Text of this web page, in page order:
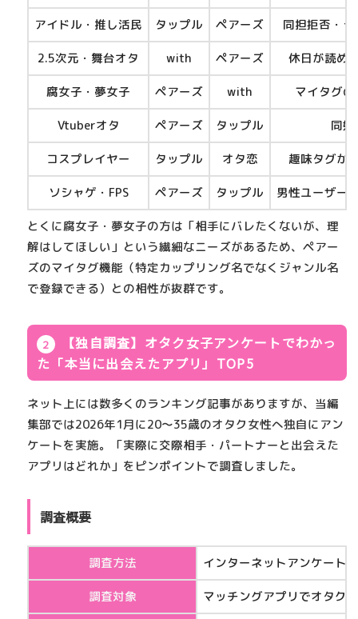
アイドル・推し活民
タップル ペアーズ
同担拒否・
2.5次元・舞台オタ
with ペアーズ
休日が読め
腐女子・夢女子
ペアーズ with
マイタグ
Vtuberオタ
ペアーズ タップル
同
コスプレイヤー
タップル オタ恋
趣味タグか
ソシャゲ・FPS
ペアーズ タップル
男性ユーザー
とくに腐女子・夢女子の方は「相手にバレたくないが、理
解はしてほしい」という繊細なニーズがあるため、ペアー
ズのマイタグ機能（特定カップリング名でなくジャンル名
で登録できる） との相性が抜群です。
【独自調査】オタク女子アンケートでわかっ
た「本当に出会えたアプリ」TOP5
ネット上には数多くのランキング記事がありますが、当編
集部では2026年1月に20〜35歳のオタク女性へ独自にアン
ケートを実施。「実際に交際相手・パートナーと出会えた
アプリはどれか」をピンポイントで調査しました。
調査概要
調査方法
インターネットアンケート
調査対象
マッチングアプリでオタク